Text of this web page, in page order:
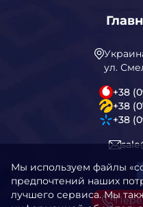
ул.
+38
+38
+38
Мы используем файлы
предпочтений наших
лучшего сервиса. Мы